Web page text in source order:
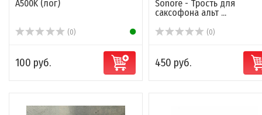
A500K (лог)
(0)
100 руб.
Sonore - Трость для
саксофона альт ...
(0)
450 руб.